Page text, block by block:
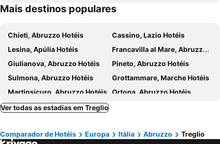
Mais destinos populares
Chieti, Abruzzo Hotéis
Cassino, Lazio Hotéis
Lesina, Apúlia Hotéis
Francavilla al Mare, Abruzzo Hotéis
Giulianova, Abruzzo Hotéis
Pineto, Abruzzo Hotéis
Sulmona, Abruzzo Hotéis
Grottammare, Marche Hotéis
Martinsicuro, Abruzzo Hotéis Ortona, Abruzzo Hotéis
Alba Adriatica, Abruzzo Hotéis
San Vito Chietino, Abruzzo Hotéis
San Giovanni Teatino, Abruzzo Hotéis
Ver todas as estadias em Treglio
Comparador de Hotéis Europa Itália Abruzzo Treglio